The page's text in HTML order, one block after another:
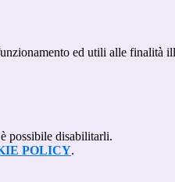
ed utili alle finalità
possibile disabilitarli.
POLICY.